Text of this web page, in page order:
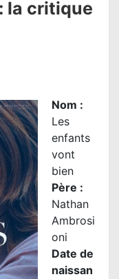
la critique
Nom :
Les
enfants
vont
bien
Père :
Nathan
Ambrosi
oni
Date de
naissan